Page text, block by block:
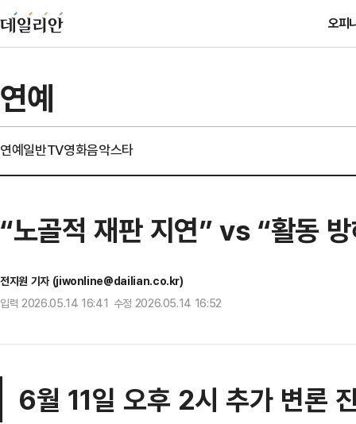
오피
연예
연예일반TV영화음악스타
“노골적 재판 지연” vs “활동
전지원 기자 (jiwonline@dailian.co.kr)
입력 2026.05.14 16:41 수정 2026.05.14 16:52
6월 11일 오후 2시 추가 변론